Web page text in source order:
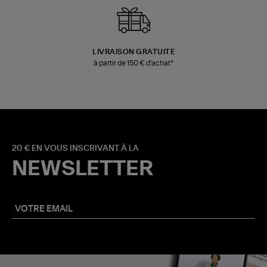
LIVRAISON GRATUITE
à partir de 150 € d'achat*
20 € EN VOUS INSCRIVANT À LA
NEWSLETTER